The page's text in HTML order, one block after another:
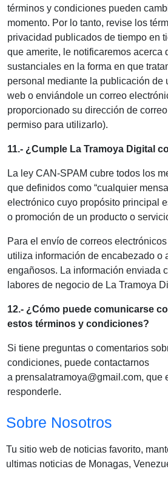
términos y condiciones pueden
momento. Por lo tanto, revise los
privacidad publicados de tiempo en
que amerite, le notificaremos acerca
sustanciales en la forma en que
personal mediante la publicación de
web o enviándole un correo
proporcionado su dirección de
permiso para utilizarlo).
11.- ¿Cumple La Tramoya Digital
La ley CAN-SPAM cubre todos los
que definidos como “cualquier
electrónico cuyo propósito principal
o promoción de un producto o
Para el envío de correos
utiliza información de encabezado o
engañosos. La información enviada
labores de negocio de La Tramoya
12.- ¿Cómo puede comunicarse
estos términos y condiciones?
Si tiene preguntas o comentarios
condiciones, puede contactarnos
a prensalatramoya@gmail.com, que
responderle.
Sobre Nosotros
Tu sitio web de noticias favorito,
ultimas noticias de Monagas,